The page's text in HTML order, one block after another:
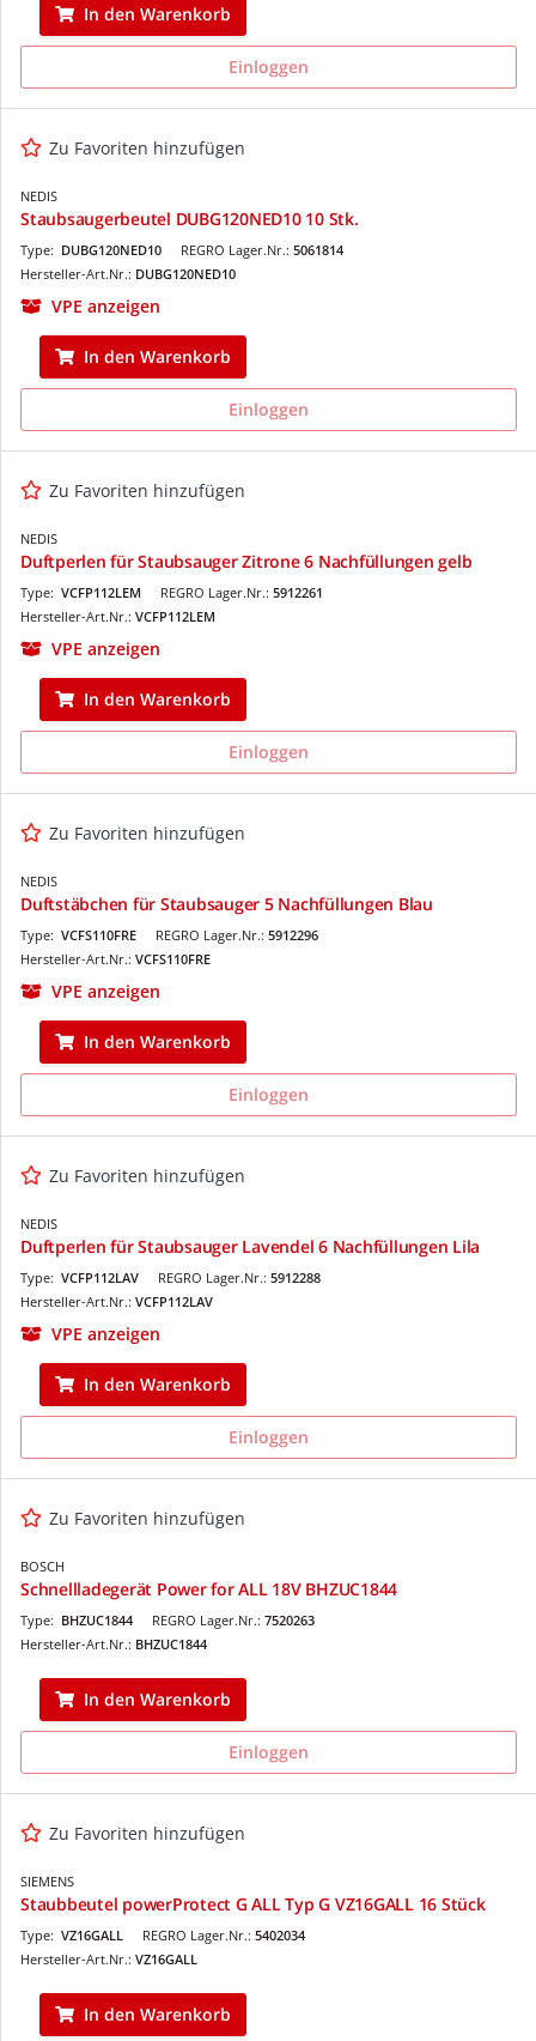
In den Warenkorb
Einloggen
Zu Favoriten hinzufügen
NEDIS
Staubsaugerbeutel DUBG120NED10 10 Stk.
REGRO Lager.Nr.: 5061814
Type: DUBG120NED10
Hersteller-Art.Nr.: DUBG120NED10
VPE anzeigen
In den Warenkorb
Einloggen
Zu Favoriten hinzufügen
NEDIS
Duftperlen für Staubsauger Zitrone 6 Nachfüllungen gelb
REGRO Lager.Nr.: 5912261
Type: VCFP112LEM
Hersteller-Art.Nr.: VCFP112LEM
VPE anzeigen
In den Warenkorb
Einloggen
Zu Favoriten hinzufügen
NEDIS
Duftstäbchen für Staubsauger 5 Nachfüllungen Blau
REGRO Lager.Nr.: 5912296
Type: VCFS110FRE
Hersteller-Art.Nr.: VCFS110FRE
VPE anzeigen
In den Warenkorb
Einloggen
Zu Favoriten hinzufügen
NEDIS
Duftperlen für Staubsauger Lavendel 6 Nachfüllungen Lila
REGRO Lager.Nr.: 5912288
Type: VCFP112LAV
Hersteller-Art.Nr.: VCFP112LAV
VPE anzeigen
In den Warenkorb
Einloggen
Zu Favoriten hinzufügen
BOSCH
Schnellladegerät Power for ALL 18V BHZUC1844
REGRO Lager.Nr.: 7520263
Type: BHZUC1844
Hersteller-Art.Nr.: BHZUC1844
In den Warenkorb
Einloggen
Zu Favoriten hinzufügen
SIEMENS
Staubbeutel powerProtect G ALL Typ G VZ16GALL 16 Stück
REGRO Lager.Nr.: 5402034
Type: VZ16GALL
Hersteller-Art.Nr.: VZ16GALL
In den Warenkorb